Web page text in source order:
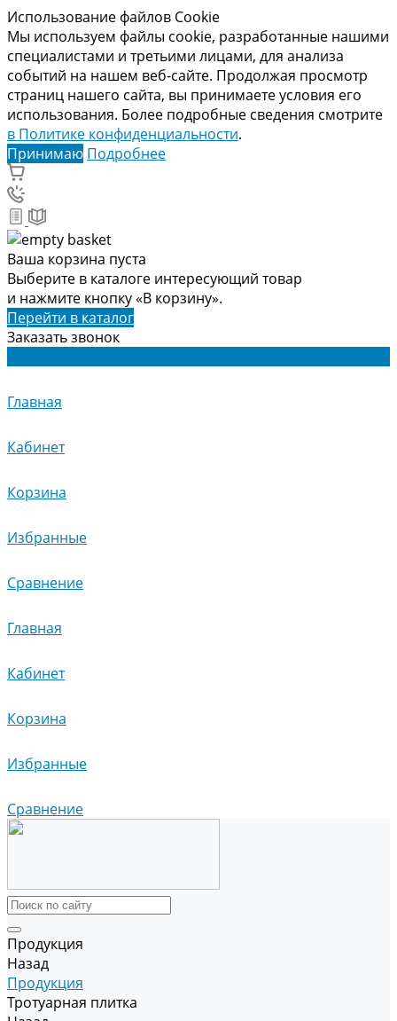
Использование файлов Cookie
Мы используем файлы cookie, разработанные нашими
специалистами и третьими лицами, для анализа
событий на нашем веб-сайте. Продолжая просмотр
страниц нашего сайта, вы принимаете условия его
использования. Более подробные сведения смотрите
в Политике конфиденциальности.
Принимаю Подробнее
Ваша корзина пуста
Выберите в каталоге интересующий товар
и нажмите кнопку «В корзину».
Перейти в каталог
Заказать звонок
Главная
Кабинет
Корзина
Избранные
Сравнение
Главная
Кабинет
Корзина
Избранные
Сравнение
Продукция
Назад
Продукция
Тротуарная плитка